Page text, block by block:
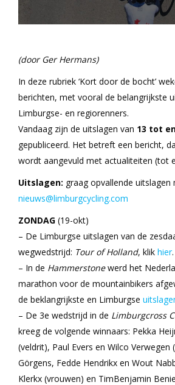
(door Ger Hermans)
In deze rubriek ‘Kort door de bocht’
berichten, met vooral de belangrijkste
Limburgse- en regiorenners.
Vandaag zijn de uitslagen van 13 tot
gepubliceerd. Het betreft een bericht,
wordt aangevuld met actualiteiten (tot
Uitslagen: graag opvallende uitslagen
nieuws@limburgcycling.com
ZONDAG (19-okt)
– De Limburgse uitslagen van de
wegwedstrijd: Tour of Holland, klik hier.
– In de Hammerstonewerd het
marathon voor de mountainbikers
de beklangrijkste en Limburgse
– De 3e wedstrijd in de Limburgcross
kreeg de volgende winnaars: Pekka
(veldrit), Paul Evers en Wilco Verwegen
Görgens, Fedde Hendrikx en Wout
Klerkx (vrouwen) en TimBenjamin